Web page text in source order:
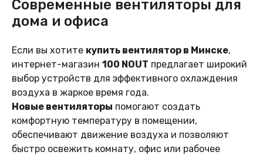
Современные вентиляторы для
дома и офиса
Если вы хотите купить вентилятор в Минске,
интернет-магазин 100 NOUT предлагает широкий
выбор устройств для эффективного охлаждения
воздуха в жаркое время года.
Новые вентиляторы помогают создать
комфортную температуру в помещении,
обеспечивают движение воздуха и позволяют
быстро освежить комнату, офис или рабочее